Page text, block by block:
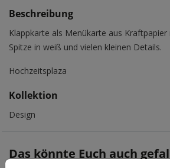
Beschreibung
Klappkarte als Menükarte aus
Spitze in weiß und vielen kleinen Details.
Hochzeitsplaza
Kollektion
Design
Das könnte Euch auch